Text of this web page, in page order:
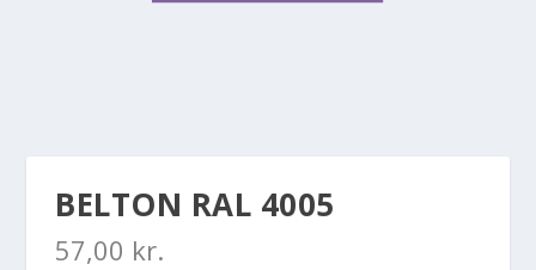
BELTON RAL 4005
57,00 kr.